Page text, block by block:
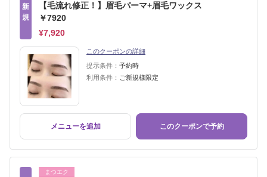
新
規
【毛流れ修正！】眉毛パーマ+眉毛ワックス
￥7920
¥7,920
このクーポンの詳細
提示条件： 予約時
利用条件： ご新規様限定
メニューを追加 このクーポンで予約
まつエク